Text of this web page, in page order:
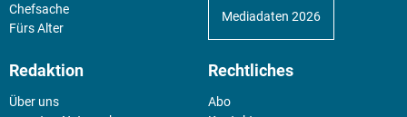
Chefsache
Fürs Alter
Mediadaten 2026
Redaktion
Über uns
Rechtliches
Abo